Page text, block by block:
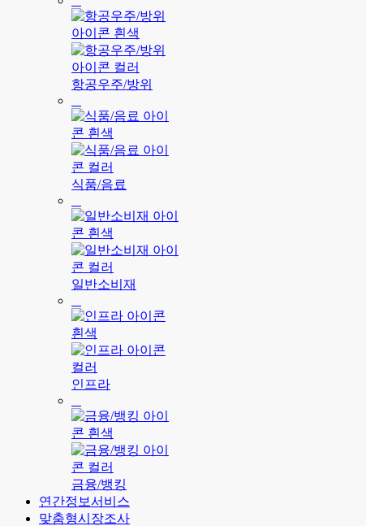
항공우주/방위
식품/음료
일반소비재
인프라
금융/뱅킹
연간정보서비스
맞춤형시장조사